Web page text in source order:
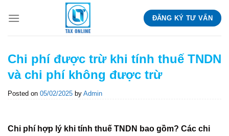
ĐĂNG KÝ TƯ VẤN
Chi phí được trừ khi tính thuế TNDN
và chi phí không được trừ
Posted on 05/02/2025 by Admin
Chi phí hợp lý khi tính thuế TNDN bao gồm? Các chi